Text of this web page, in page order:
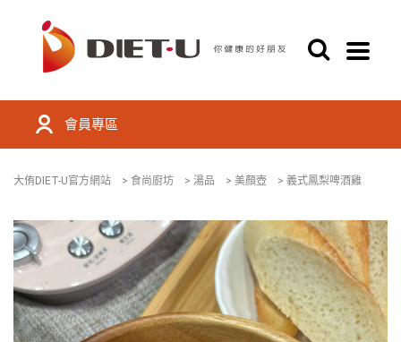
會員專區
大侑DIET-U官方網站 > 食尚廚坊 > 湯品 > 美顏壺 > 義式鳳梨啤酒雞